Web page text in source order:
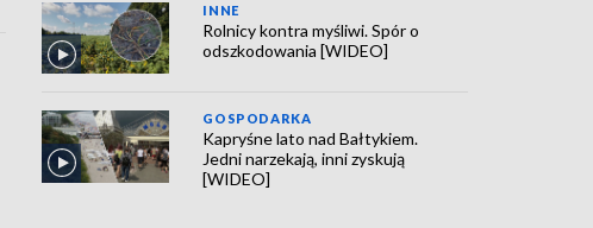
INNE
Rolnicy kontra myśliwi. Spór o
odszkodowania [WIDEO]
GOSPODARKA
Kapryśne lato nad Bałtykiem.
Jedni narzekają, inni zyskują
[WIDEO]